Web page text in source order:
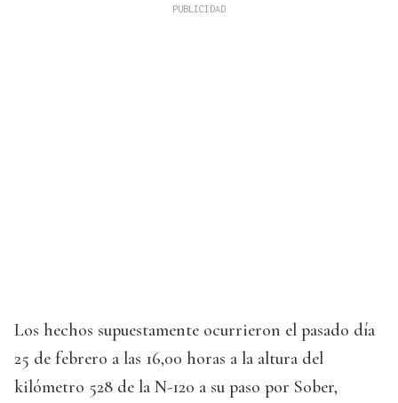
Los hechos supuestamente ocurrieron el pasado día
25 de febrero a las 16,00 horas a la altura del
kilómetro 528 de la N-120 a su paso por Sober,